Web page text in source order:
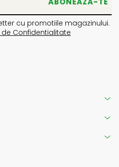
cu promotiile magazinului.
de Confidentialitate